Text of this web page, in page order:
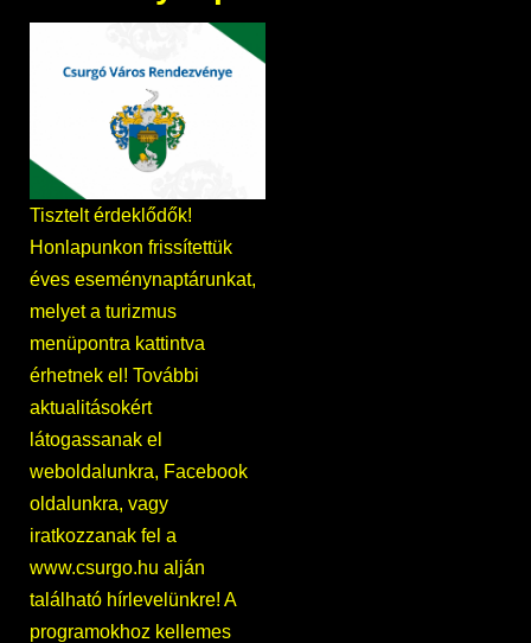
Tisztelt érdeklődők!
Honlapunkon frissítettük
éves eseménynaptárunkat,
melyet a turizmus
menüpontra kattintva
érhetnek el! További
aktualitásokért
látogassanak el
weboldalunkra, Facebook
oldalunkra, vagy
iratkozzanak fel a
www.csurgo.hu alján
található hírlevelünkre! A
programokhoz kellemes